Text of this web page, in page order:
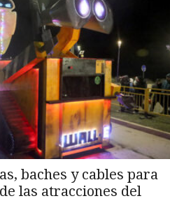
baches y cables para
las atracciones del